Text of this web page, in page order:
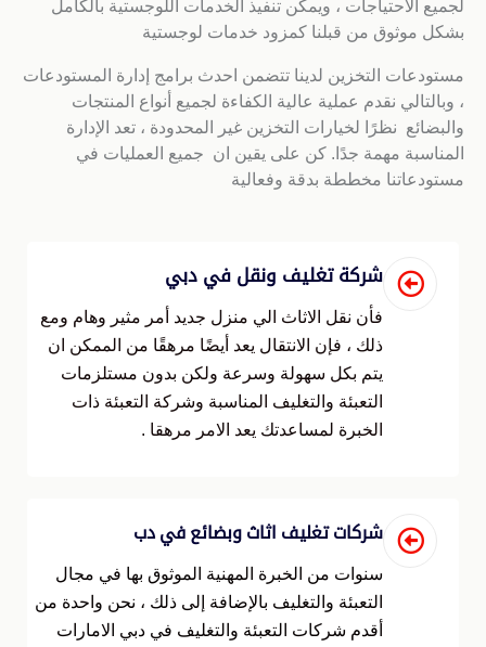
لجميع الاحتياجات ، ويمكن تنفيذ الخدمات اللوجستية بالكامل
بشكل موثوق من قبلنا كمزود خدمات لوجستية
مستودعات التخزين لدينا تتضمن احدث برامج إدارة المستودعات
، وبالتالي نقدم عملية عالية الكفاءة لجميع أنواع المنتجات
والبضائع نظرًا لخيارات التخزين غير المحدودة ، تعد الإدارة
المناسبة مهمة جدًا. كن على يقين ان جميع العمليات في
مستودعاتنا مخططة بدقة وفعالية
شركة تغليف ونقل في دبي
فأن نقل الاثاث الي منزل جديد أمر مثير وهام ومع
ذلك ، فإن الانتقال يعد أيضًا مرهقًا من الممكن ان
يتم بكل سهولة وسرعة ولكن بدون مستلزمات
التعبئة والتغليف المناسبة وشركة التعبئة ذات
الخبرة لمساعدتك يعد الامر مرهقا .
شركات تغليف اثاث وبضائع في دب
سنوات من الخبرة المهنية الموثوق بها في مجال
التعبئة والتغليف بالإضافة إلى ذلك ، نحن واحدة من
أقدم شركات التعبئة والتغليف في دبي الامارات